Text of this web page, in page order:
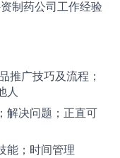
制药公司工作经验
推广技巧及流程；
人
解决问题；正直可
能；时间管理